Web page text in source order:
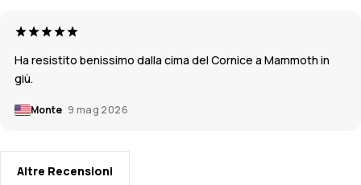
Ha resistito benissimo dalla cima del Cornice a Mammoth in
giù.
Monte 9 mag 2026
Altre Recensioni